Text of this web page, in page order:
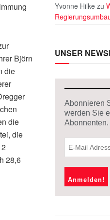
Björn
die
die
die
28,6
Yvonne Hilke zu
UNSER
Abonnieren
werden Sie
Abonnenten.